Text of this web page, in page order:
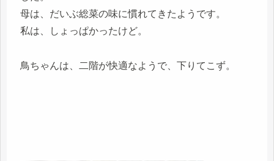
母は、だいぶ総菜の味に慣れてきたようです。
私は、しょっぱかったけど。
鳥ちゃんは、二階が快適なようで、下りてこず。